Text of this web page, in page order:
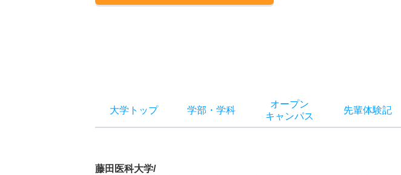
大学トップ 学部 ・ 学科
オープン
キャンパス
先輩体験記
藤田医科大学/